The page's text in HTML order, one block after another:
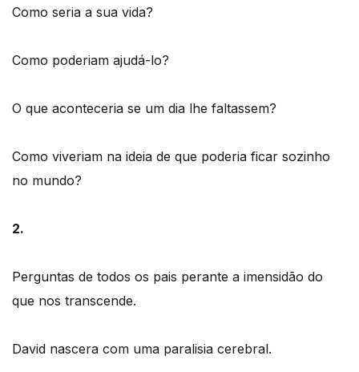
Como seria a sua vida?
Como poderiam ajudá-lo?
O que aconteceria se um dia lhe faltassem?
Como viveriam na ideia de que poderia ficar sozinho
no mundo?
2.
Perguntas de todos os pais perante a imensidão do
que nos transcende.
David nascera com uma paralisia cerebral.